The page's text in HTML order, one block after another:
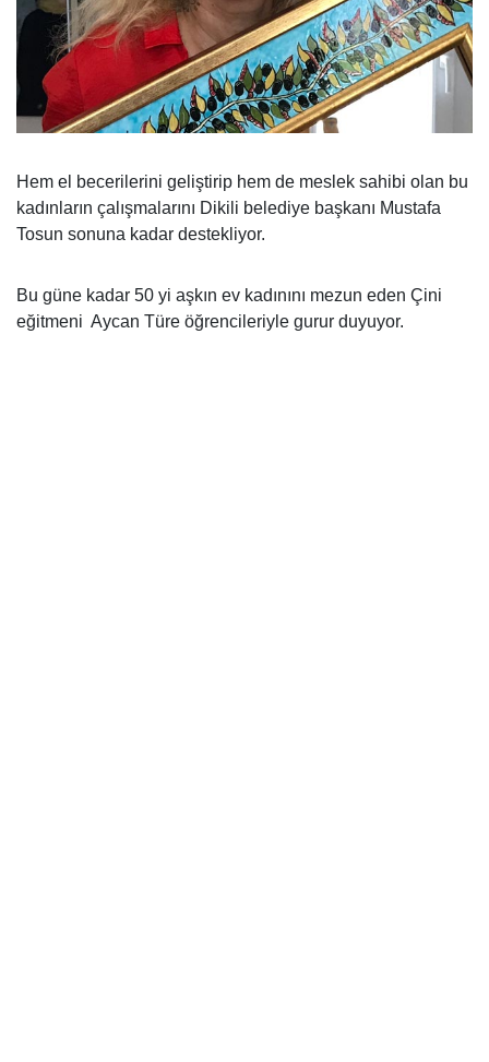
Hem el becerilerini geliştirip hem de meslek sahibi olan bu
kadınların çalışmalarını Dikili belediye başkanı Mustafa
Tosun sonuna kadar destekliyor.
Bu güne kadar 50 yi aşkın ev kadınını mezun eden Çini
eğitmeni Aycan Türe öğrencileriyle gurur duyuyor.